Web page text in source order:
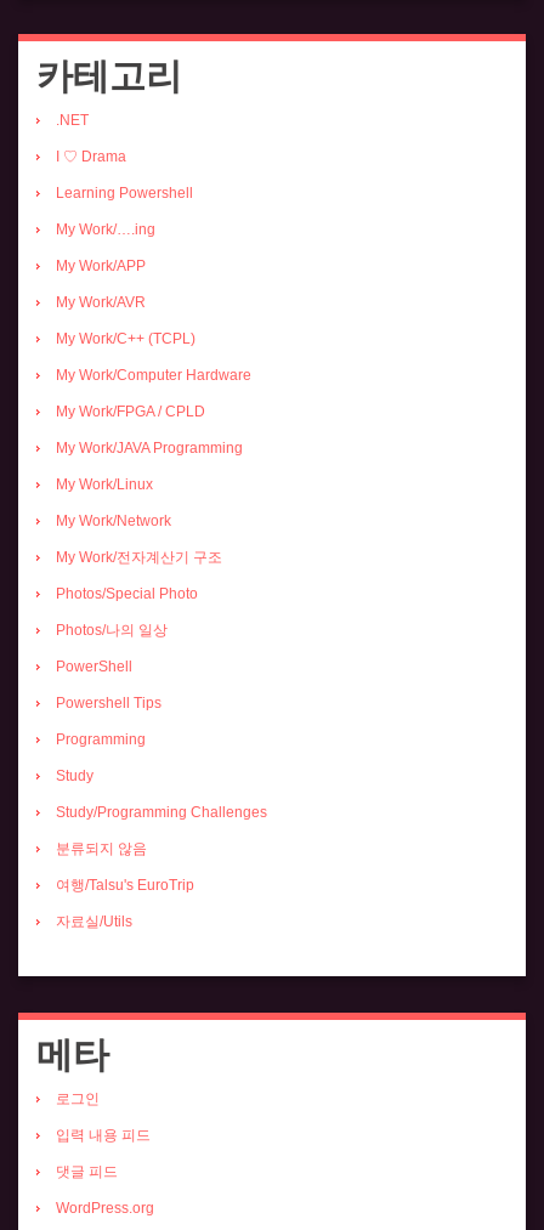
카테고리
.NET
I ♡ Drama
Learning Powershell
My Work/….ing
My Work/APP
My Work/AVR
My Work/C++ (TCPL)
My Work/Computer Hardware
My Work/FPGA / CPLD
My Work/JAVA Programming
My Work/Linux
My Work/Network
My Work/전자계산기 구조
Photos/Special Photo
Photos/나의 일상
PowerShell
Powershell Tips
Programming
Study
Study/Programming Challenges
분류되지 않음
여행/Talsu's EuroTrip
자료실/Utils
메타
로그인
입력 내용 피드
댓글 피드
WordPress.org